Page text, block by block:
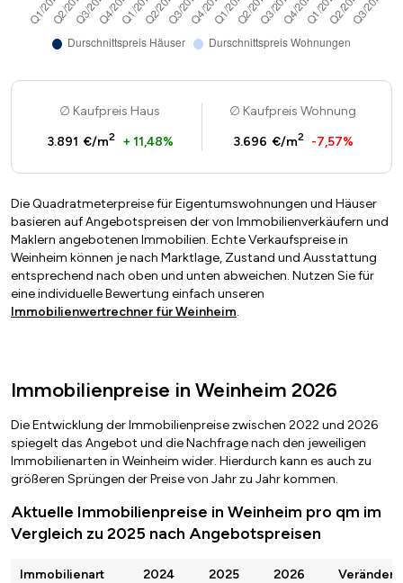
Kaufpreis Haus
3.891 €/m2 + 11,48%
Kaufpreis Wohnung
3.696 €/m2 -7,57%
Die Quadratmeterpreise für Eigentumswohnungen und Häuser
basieren auf Angebotspreisen der von Immobilienverkäufern und
Maklern angebotenen Immobilien. Echte Verkaufspreise in
Weinheim können je nach Marktlage, Zustand und Ausstattung
entsprechend nach oben und unten abweichen. Nutzen Sie für
eine individuelle Bewertung einfach unseren
Immobilienwertrechner für Weinheim.
Immobilienpreise in Weinheim 2026
Die Entwicklung der Immobilienpreise zwischen 2022 und 2026
spiegelt das Angebot und die Nachfrage nach den jeweiligen
Immobilienarten in Weinheim wider. Hierdurch kann es auch zu
größeren Sprüngen der Preise von Jahr zu Jahr kommen.
Aktuelle Immobilienpreise in Weinheim pro qm im
Vergleich zu 2025 nach Angebotspreisen
Immobilienart 2024 2025 2026